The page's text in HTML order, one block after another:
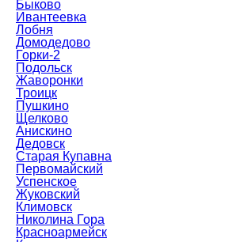
Быково
Ивантеевка
Лобня
Домодедово
Горки-2
Подольск
Жаворонки
Троицк
Пушкино
Щелково
Анискино
Дедовск
Старая Купавна
Первомайский
Успенское
Жуковский
Климовск
Николина Гора
Красноармейск